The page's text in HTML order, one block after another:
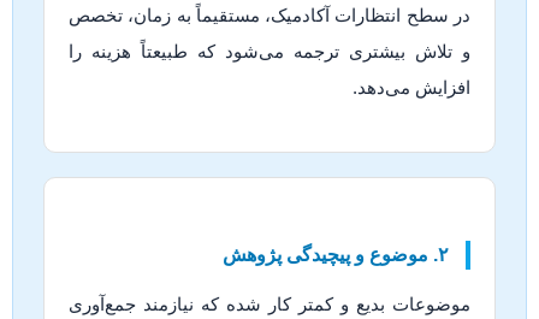
در سطح انتظارات آکادمیک، مستقیماً به زمان، تخصص
و تلاش بیشتری ترجمه می‌شود که طبیعتاً هزینه را
افزایش می‌دهد.
۲. موضوع و پیچیدگی پژوهش
موضوعات بدیع و کمتر کار شده که نیازمند جمع‌آوری